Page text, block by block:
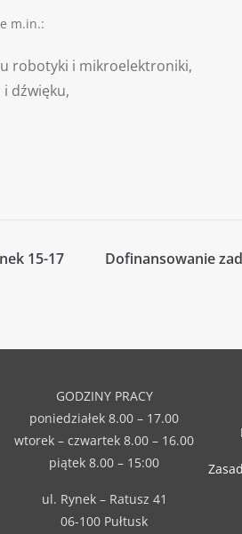
m.in.:
robotyki i mikroelektroniki,
dźwięku,
15-17
Dofinansowanie
GODZINY PRACY
poniedziałek 8.00 – 17.00
wtorek – czwartek 8.00 – 16.00
piątek 8.00 – 15:00
ul. Rynek – Ratusz 41
06-100 Pułtusk